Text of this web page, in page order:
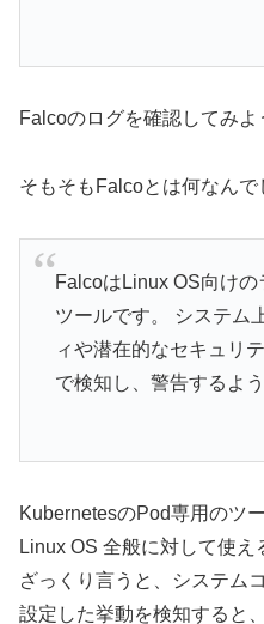
Falcoのログを確認してみよ
そもそもFalcoとは何なんで
FalcoはLinux OS向け
ツールです。 システム
ィや潜在的なセキュリ
で検知し、警告するよ
KubernetesのPod専用のツ
Linux OS 全般に対して使え
ざっくり言うと、システム
設定した挙動を検知すると